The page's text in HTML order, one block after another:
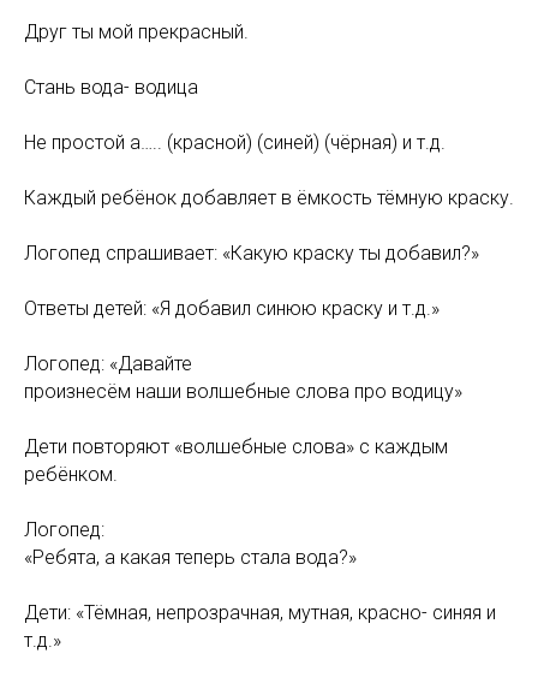
Друг ты мой прекрасный.
Стань вода- водица
Не простой а….. (красной) (синей) (чёрная) и т.д.
Каждый ребёнок добавляет в ёмкость тёмную краску.
Логопед спрашивает: «Какую краску ты добавил?»
Ответы детей: «Я добавил синюю краску и т.д.»
Логопед: «Давайте
произнесём наши волшебные слова про водицу»
Дети повторяют «волшебные слова» с каждым
ребёнком.
Логопед:
«Ребята, а какая теперь стала вода?»
Дети: «Тёмная, непрозрачная, мутная, красно- синяя и
т.д.»